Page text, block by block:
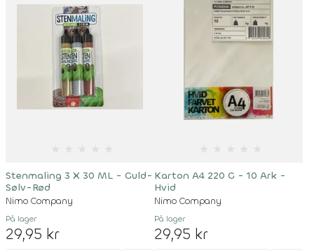
Stenmaling 3 X 30 ML - Guld-
Sølv-Rød
Nimo Company
På lager
29,95 kr
Karton A4 220 G - 10 Ark -
Hvid
Nimo Company
På lager
29,95 kr